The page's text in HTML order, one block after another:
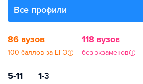
Все профили
86 вузов
100 баллов за ЕГЭ
118 вузов
без экзаменов
5-11 1-3